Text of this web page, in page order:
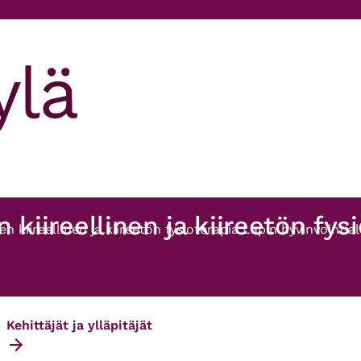
kiireellinen ja kiireetön fysioterapia Lapin
kiireellinen ja kiireetön
Kehittäjät ja ylläpitäjät